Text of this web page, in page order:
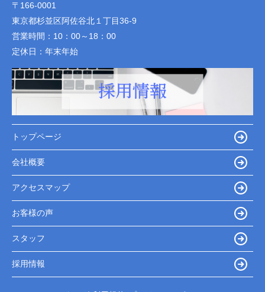
〒166-0001
東京都杉並区阿佐谷北１丁目36-9
営業時間： 10：00～18：00
定休日： 年末年始
トップページ
会社概要
アクセスマップ
お客様の声
スタッフ
採用情報